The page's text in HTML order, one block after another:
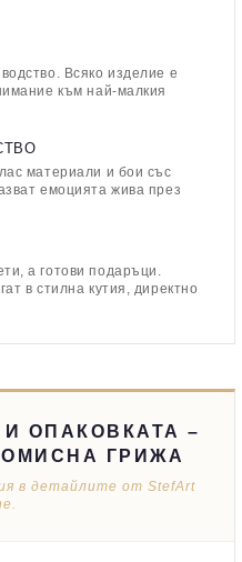
Всяко изделие е
към най-малкия
материали и бои със
емоцията жива през
а готови подаръци.
в стилна кутия, директно
ОПАКОВКАТА –
ГРИЖА
в детайлите от StefArt